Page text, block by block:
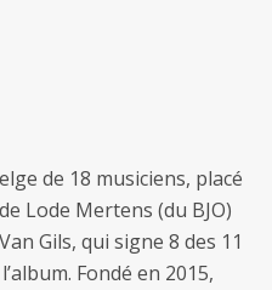
de 18 musiciens, placé
Lode Mertens (du BJO)
Gils, qui signe 8 des 11
Fondé en 2015,